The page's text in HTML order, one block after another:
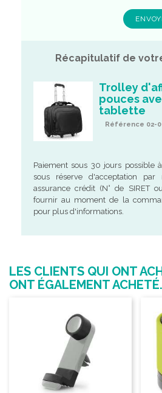
Récapitulatif de
Trolley
pouces
tablette
Référence 02-
Paiement sous 30 jours
sous réserve d'acceptation par
assurance crédit (N° de SIRET
fournir au moment de la
pour plus d'informations.
LES CLIENTS QUI ONT
ONT ÉGALEMENT